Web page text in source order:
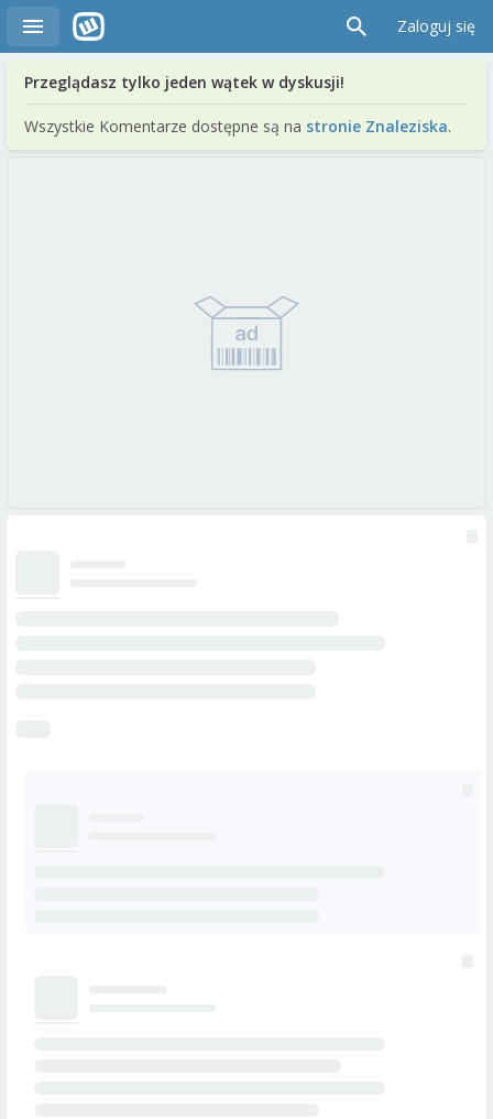
Zaloguj się
Przeglądasz tylko jeden wątek w dyskusji!
Wszystkie Komentarze dostępne są na stronie Znaleziska.